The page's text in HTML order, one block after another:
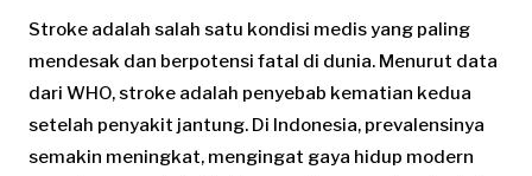
Stroke adalah salah satu kondisi medis yang paling
mendesak dan berpotensi fatal di dunia. Menurut data
dari WHO, stroke adalah penyebab kematian kedua
setelah penyakit jantung. Di Indonesia, prevalensinya
semakin meningkat, mengingat gaya hidup modern